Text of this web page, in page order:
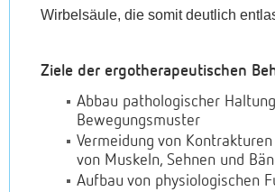
Wirbelsäule, die somit deutlich
Ziele der ergotherapeutischen
Abbau pathologischer
Bewegungsmuster
Vermeidung von
von Muskeln, Sehnen und
Aufbau von physiologischen